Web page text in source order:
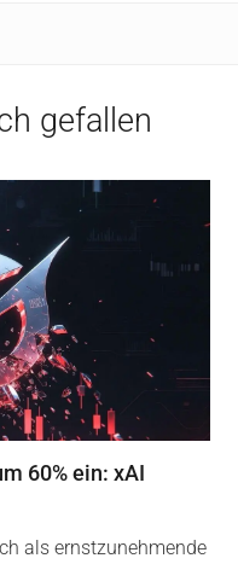
gefallen
60% ein: xAI
als ernstzunehmende